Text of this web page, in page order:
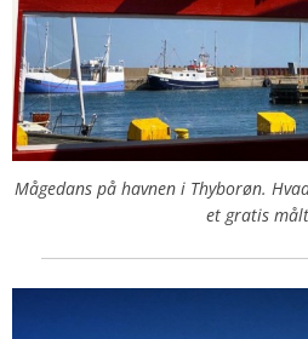
Mågedans på havnen i Thyborøn.
et gratis